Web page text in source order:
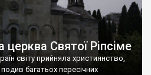
церква Святої Ріпсіме
світу прийняла християнство,
багатьох пересічних